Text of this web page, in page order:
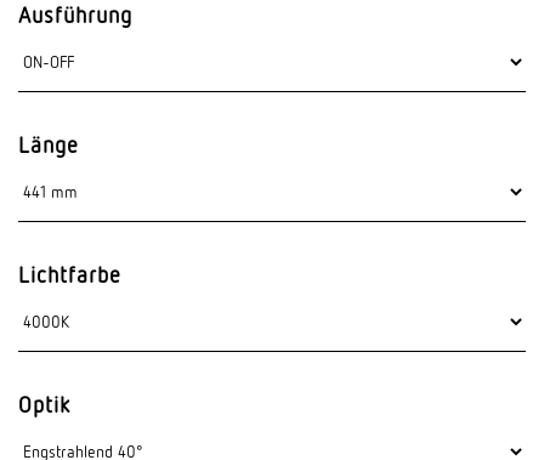
Ausführung
Länge
Lichtfarbe
Optik